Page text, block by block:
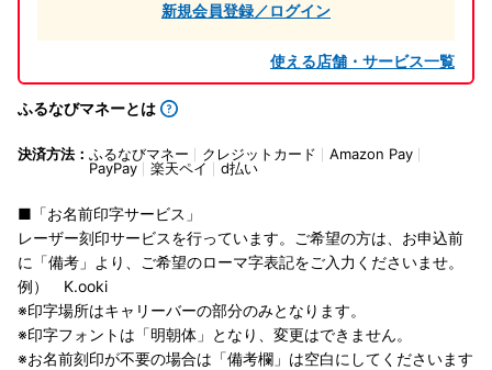
新規会員登録／ログイン
使える店舗・サービス一覧
ふるなびマネーとは
決済方法： ふるなびマネー クレジットカード
Amazon Pay
PayPay
楽天ペイ d払い
■「お名前印字サービス」
レーザー刻印サービスを行っています。ご希望の方は、お申込前
に「備考」より、ご希望のローマ字表記をご入力くださいませ。
例） K.ooki
※印字場所はキャリーバーの部分のみとなります。
※印字フォントは「明朝体」となり、変更はできません。
※お名前刻印が不要の場合は「備考欄」は空白にしてくださいます